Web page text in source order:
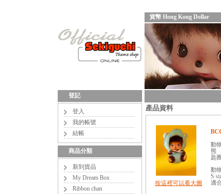
貨幣 Hong Kong Dollar
登記
登入
我的帳號
結帳
商品分類
新到貨品
My Dream Box
Ribbon chan
產品資料
按這裡可以看大圖
動
熊
匙
動
S
適